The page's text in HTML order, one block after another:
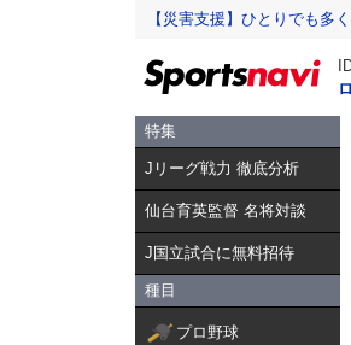
【災害支援】ひとりでも多
特集
Jリーグ戦力 徹底分析
仙台育英監督 名将対談
J国立試合に無料招待
種目
プロ野球